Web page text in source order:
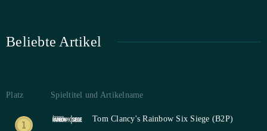
Beliebte Artikel
Platz Spieltitel und Artikelname
Tom Clancy's Rainbow Six Siege (B2P)